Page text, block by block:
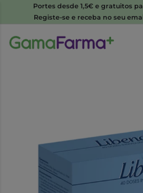
Portes desde 1,5€ e gratuitos
Registe-se e receba no seu